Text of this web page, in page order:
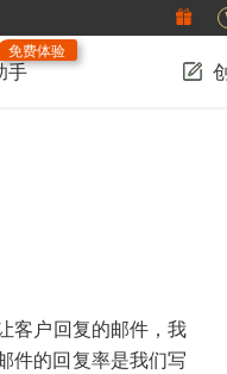
手
免费体验
客户回复的邮件，我
件的回复率是我们写